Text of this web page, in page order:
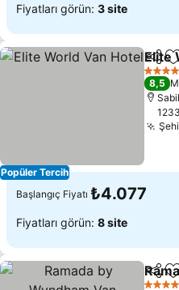
Fiyatları görün: 3 site
Popüler Tercih
Elite
5 Yıldız
8,5
Başlangıç Fiyatı ₺4.077
Fiyatları görün: 8 site
Paylaş